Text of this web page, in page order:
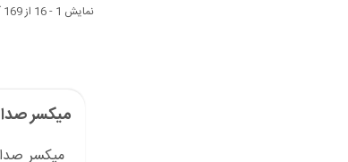
نمایش 1 - 16 از 169 آیتم
میکسر صدا